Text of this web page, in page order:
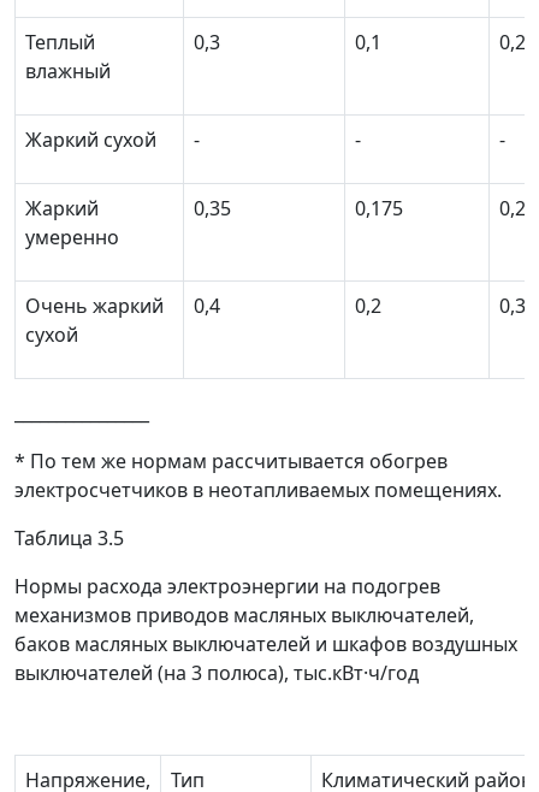
Теплый
влажный
0,3 0,1 0,2
Жаркий сухой - - -
Жаркий
умеренно
0,35 0,175 0,26
Очень жаркий
сухой
0,4 0,2 0,3
* По тем же нормам рассчитывается обогрев
электросчетчиков в неотапливаемых помещениях.
Таблица 3.5
Нормы расхода электроэнергии на подогрев
механизмов приводов масляных выключателей,
баков масляных выключателей и шкафов воздушных
выключателей (на 3 полюса), тыс.кВт·ч/год
Напряжение,
Тип
Климатический район